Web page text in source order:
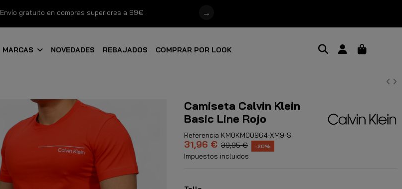
Envío gratuito en compras superiores a 99€ →
MARCAS NOVEDADES REBAJADOS COMPRAR POR LOOK
Camiseta Calvin Klein
Basic Line Rojo
Referencia KM0KM00964-XM9-S
31,96 € 39,95 € -20%
Impuestos incluidos